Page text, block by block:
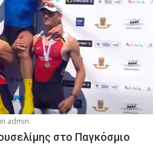
admin
στο Παγκόσμιο